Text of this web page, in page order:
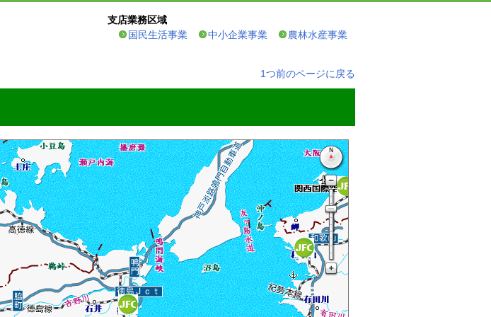
支店業務区域
国民生活事業
中小企業事業 農林水産事業
1つ前のページに戻る